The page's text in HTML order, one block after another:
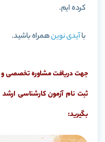
کرده ایم.
باآیدی نوینهمراه باشید.
جهت دریافت مشاوره تخصصی و
ثبت نام آزمون کارشناسی
بگیرید: